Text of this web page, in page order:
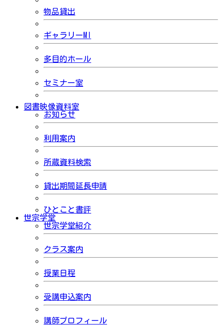
物品貸出
ギャラリーMI
多目的ホール
セミナー室
図書映像資料室
お知らせ
利用案内
所蔵資料検索
貸出期間延長申請
ひとこと書評
世宗学堂
世宗学堂紹介
クラス案内
授業日程
受講申込案内
講師プロフィール